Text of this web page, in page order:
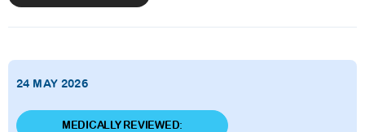
24 MAY 2026
MEDICALLY REVIEWED: